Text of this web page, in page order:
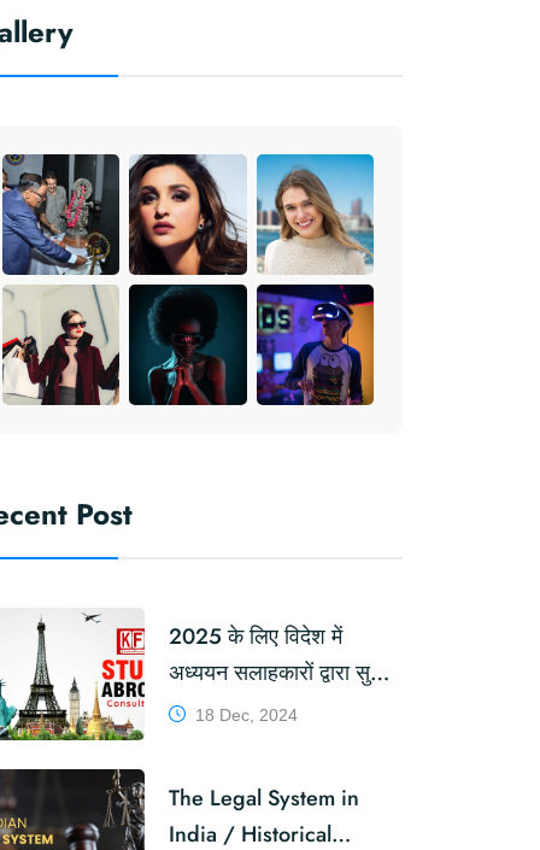
Post
2025 के लिए विदेश में
अध्ययन सलाहकारों द्वारा सुझाए
गए शीर्ष स्थान
#StudyAbroad
18 Dec, 2024
The Legal System in
India / Historical